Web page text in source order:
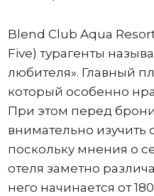
Blend Club Aqua
Five) турагенты
любителя». Главный
который особенно
При этом перед
внимательно изучить
поскольку мнения о
отеля заметно
него начинается от